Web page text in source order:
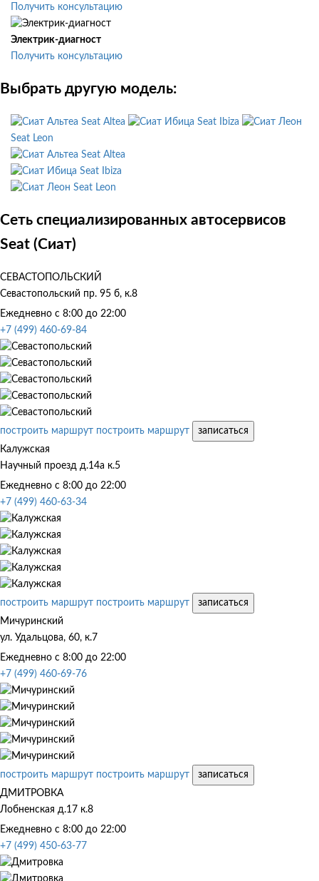
Получить консультацию
Электрик-диагност
Получить консультацию
Выбрать другую модель:
Seat Altea
Seat Ibiza
Seat Leon
Seat Altea
Seat Ibiza
Seat Leon
Сеть специализированных автосервисов
Seat (Сиат)
СЕВАСТОПОЛЬСКИЙ
Севастопольский пр. 95 б, к.8
Ежедневно с 8:00 до 22:00
+7 (499) 460-69-84
построить маршрут построить маршрут
записаться
Калужская
Научный проезд д.14а к.5
Ежедневно с 8:00 до 22:00
+7 (499) 460-63-34
построить маршрут построить маршрут
записаться
Мичуринский
ул. Удальцова, 60, к.7
Ежедневно с 8:00 до 22:00
+7 (499) 460-69-76
построить маршрут построить маршрут
записаться
ДМИТРОВКА
Лобненская д.17 к.8
Ежедневно с 8:00 до 22:00
+7 (499) 450-63-77